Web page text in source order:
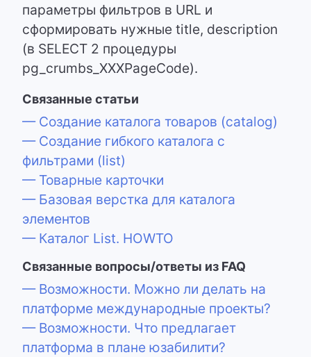
параметры фильтров в URL и
сформировать нужные title, description
(в SELECT 2 процедуры
pg_crumbs_XXXPageCode).
Связанные статьи
— Создание каталога товаров (catalog)
— Создание гибкого каталога с
фильтрами (list)
— Товарные карточки
— Базовая верстка для каталога
элементов
— Каталог List. HOWTO
Связанные вопросы/ответы из FAQ
— Возможности. Можно ли делать на
платформе международные проекты?
— Возможности. Что предлагает
платформа в плане юзабилити?